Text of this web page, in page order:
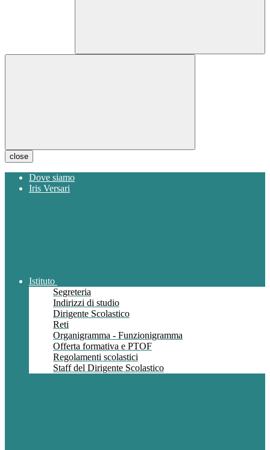
close
Dove siamo
Iris Versari
Istituto
Segreteria
Indirizzi di studio
Dirigente Scolastico
Reti
Organigramma - Funzionigramma
Offerta formativa e PTOF
Regolamenti scolastici
Staff del Dirigente Scolastico